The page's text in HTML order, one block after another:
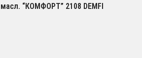
“КОМФОРТ” 2108 DEMFI